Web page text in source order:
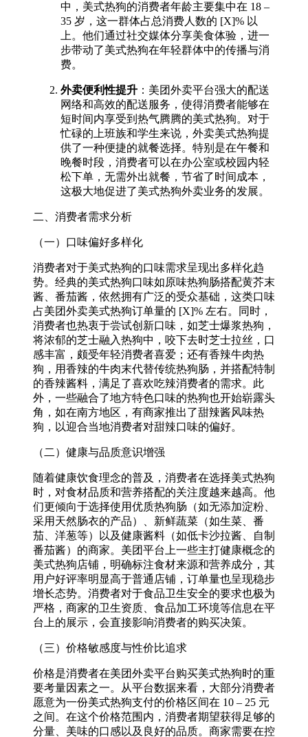
中，美式热狗的消费者年龄主要集中在 18 –
35 岁，这一群体占总消费人数的 [X]% 以
上。他们通过社交媒体分享美食体验，进一
步带动了美式热狗在年轻群体中的传播与消
费。​
外卖便利性提升 ：美团外卖平台强大的配送
网络和高效的配送服务，使得消费者能够在
短时间内享受到热气腾腾的美式热狗。对于
忙碌的上班族和学生来说，外卖美式热狗提
供了一种便捷的就餐选择。特别是在午餐和
晚餐时段，消费者可以在办公室或校园内轻
松下单，无需外出就餐，节省了时间成本，
这极大地促进了美式热狗外卖业务的发展。​
二、消费者需求分析​
（一）口味偏好多样化​
消费者对于美式热狗的口味需求呈现出多样化趋
势。经典的美式热狗口味如原味热狗肠搭配黄芥末
酱、番茄酱，依然拥有广泛的受众基础，这类口味
占美团外卖美式热狗订单量的 [X]% 左右。同时，
消费者也热衷于尝试创新口味，如芝士爆浆热狗，
将浓郁的芝士融入热狗中，咬下去时芝士拉丝，口
感丰富，颇受年轻消费者喜爱；还有香辣牛肉热
狗，用香辣的牛肉末代替传统热狗肠，并搭配特制
的香辣酱料，满足了喜欢吃辣消费者的需求。此
外，一些融合了地方特色口味的热狗也开始崭露头
角，如在南方地区，有商家推出了甜辣酱风味热
狗，以迎合当地消费者对甜辣口味的偏好。​
（二）健康与品质意识增强​
随着健康饮食理念的普及，消费者在选择美式热狗
时，对食材品质和营养搭配的关注度越来越高。他
们更倾向于选择使用优质热狗肠（如无添加淀粉、
采用天然肠衣的产品）、新鲜蔬菜（如生菜、番
茄、洋葱等）以及健康酱料（如低卡沙拉酱、自制
番茄酱）的商家。美团平台上一些主打健康概念的
美式热狗店铺，明确标注食材来源和营养成分，其
用户好评率明显高于普通店铺，订单量也呈现稳步
增长态势。消费者对于食品卫生安全的要求也极为
严格，商家的卫生资质、食品加工环境等信息在平
台上的展示，会直接影响消费者的购买决策。​
（三）价格敏感度与性价比追求​
价格是消费者在美团外卖平台购买美式热狗时的重
要考量因素之一。从平台数据来看，大部分消费者
愿意为一份美式热狗支付的价格区间在 10 – 25 元
之间。在这个价格范围内，消费者期望获得足够的
分量、美味的口感以及良好的品质。商家需要在控